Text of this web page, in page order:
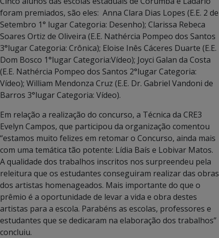
foram premiados, são eles: Anna Clara Dias Lopes (E.E. 2 de
Setembro 1° lugar Categoria: Desenho); Clarissa Rebeca
Soares Ortiz de Oliveira (E.E. Nathércia Pompeo dos Santos
3°lugar Categoria: Crônica); Eloise Inês Cáceres Duarte (E.E.
Dom Bosco 1°lugar Categoria:Vídeo); Joyci Galan da Costa
(E.E. Nathércia Pompeo dos Santos 2°lugar Categoria:
Vídeo); William Mendonza Cruz (E.E. Dr. Gabriel Vandoni de
Barros 3°lugar Categoria: Vídeo).
Em relação a realização do concurso, a Técnica da CRE3
Evelyn Campos, que participou da organização comentou
“estamos muito felizes em retomar o Concurso, ainda mais
com uma temática tão potente: Lídia Baís e Lobivar Matos.
A qualidade dos trabalhos inscritos nos surpreendeu pela
releitura que os estudantes conseguiram realizar das obras
dos artistas homenageados. Mais importante do que o
prêmio é a oportunidade de levar a vida e obra destes
artistas para a escola. Parabéns as escolas, professores e
estudantes que se dedicaram na elaboração dos trabalhos”
concluiu.